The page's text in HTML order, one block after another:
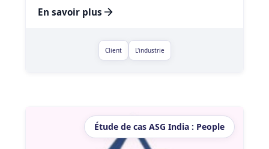
En savoir plus
Client L'industrie
Étude de cas ASG India : People